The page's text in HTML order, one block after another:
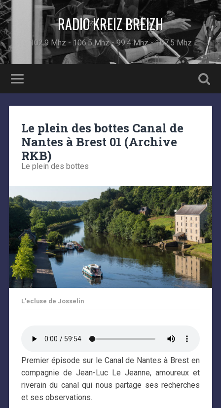
RADIO KREIZ BREIZH
102.9 Mhz - 106.5 Mhz - 99.4 Mhz - 107.5 Mhz
Le plein des bottes Canal de
Nantes à Brest 01 (Archive
RKB)
Le plein des bottes
L'ecluse de Josselin
Premier épisode sur le Canal de Nantes à Brest en
compagnie de Jean-Luc Le Jeanne, amoureux et
riverain du canal qui nous partage ses recherches
et ses observations.